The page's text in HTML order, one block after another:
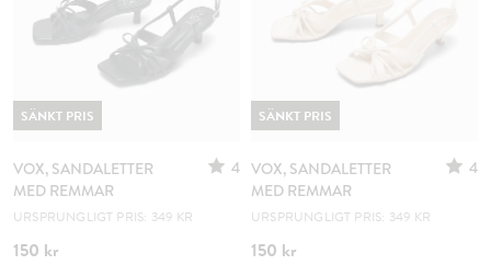
VOX, SANDALETTER
MED REMMAR
4
URSPRUNGLIGT PRIS: 349 KR
150 kr
SÄNKT PRIS
VOX, SANDALETTER
MED REMMAR
4
URSPRUNGLIGT PRIS: 349 KR
150 kr
SÄNKT PRIS